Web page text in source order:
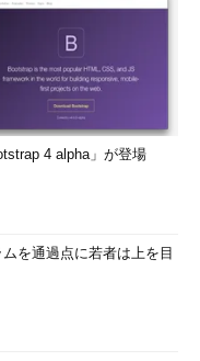
4 alpha」が登場
を通過点に若者は上を目